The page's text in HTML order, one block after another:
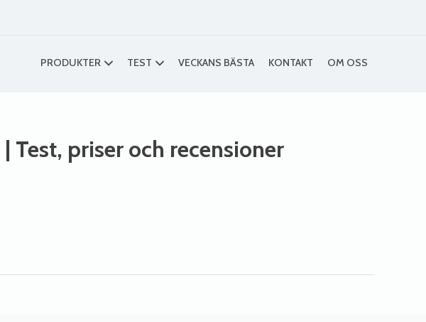
PRODUKTER TEST VECKANS BÄSTA KONTAKT OM OSS
| Test, priser och recensioner